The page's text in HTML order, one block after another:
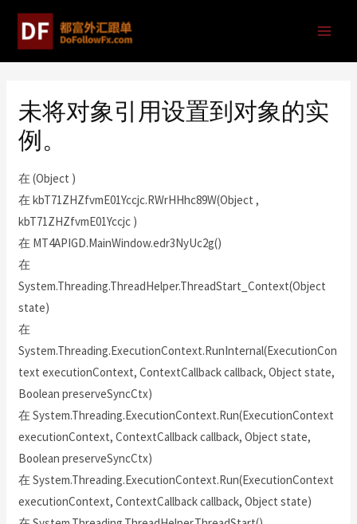
未将对象引用设置到对象的实
例。
在 (Object )
在 kbT71ZHZfvmE01Yccjc.RWrHHhc89W(Object ,
kbT71ZHZfvmE01Yccjc )
在 MT4APIGD.MainWindow.edr3NyUc2g()
在
System.Threading.ThreadHelper.ThreadStart_Context(Object
state)
在
System.Threading.ExecutionContext.RunInternal(ExecutionCon
text executionContext, ContextCallback callback, Object state,
Boolean preserveSyncCtx)
在 System.Threading.ExecutionContext.Run(ExecutionContext
executionContext, ContextCallback callback, Object state,
Boolean preserveSyncCtx)
在 System.Threading.ExecutionContext.Run(ExecutionContext
executionContext, ContextCallback callback, Object state)